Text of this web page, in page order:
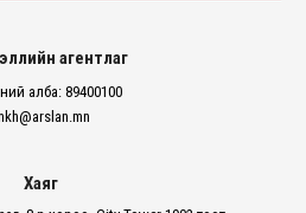
агентлаг
алба: 89400100
Хаяг